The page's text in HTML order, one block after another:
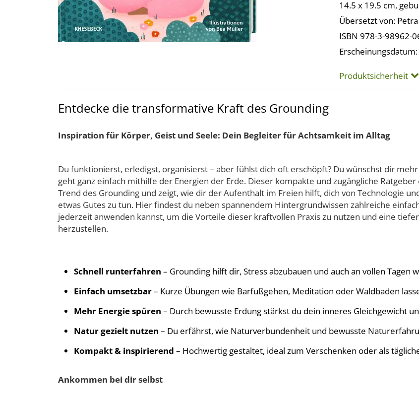
14.5 x 19.5 cm,
Übersetzt von:
ISBN 978-3-98962-
Produktsicherheit
Entdecke die transformative Kraft des Grounding
Inspiration für Körper, Geist und Seele: Dein Begleiter für Achtsamkeit im Alltag
Du funktionierst, erledigst, organisierst – aber fühlst dich oft erschöpft? Du wünschst dir
geht ganz einfach mithilfe der Energien der Erde. Dieser kompakte und zugängliche
Trend des Grounding und zeigt, wie dir der Aufenthalt im Freien hilft, dich von Technologie
etwas Gutes zu tun. Hier findest du neben spannendem Hintergrundwissen zahlreiche
jederzeit anwenden kannst, um die Vorteile dieser kraftvollen Praxis zu nutzen und eine
herzustellen.
Schnell runterfahren – Grounding hilft dir, Stress abzubauen und auch an vollen
Einfach umsetzbar– Kurze Übungen wie Barfußgehen, Meditation oder Waldbaden
Mehr Energie spüren – Durch bewusste Erdung stärkst du dein inneres Gleichgewicht
Natur gezielt nutzen – Du erfährst, wie Naturverbundenheit und bewusste
Kompakt & inspirierend – Hochwertig gestaltet, ideal zum Verschenken oder als
Ankommen bei dir selbst